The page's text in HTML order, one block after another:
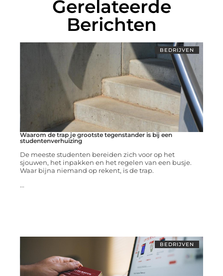
Gerelateerde
Berichten
BEDRIJVEN
Waarom de trap je grootste tegenstander is bij een
studentenverhuizing
De meeste studenten bereiden zich voor op het
sjouwen, het inpakken en het regelen van een busje.
Waar bijna niemand op rekent, is de trap.
...
BEDRIJVEN